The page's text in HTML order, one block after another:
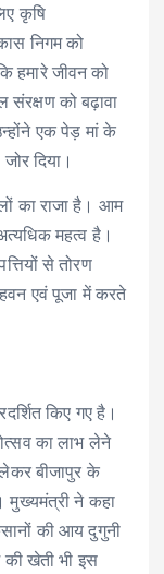
कृषि
निगम को
हमारे जीवन को
को बढ़ावा
एक पेड़ मां के
दिया।
का राजा है। आम
महत्व है।
से तोरण
एवं पूजा में करते
किए गए है।
का लाभ लेने
बीजापुर के
ने कहा
की आय दुगुनी
खेती भी इस